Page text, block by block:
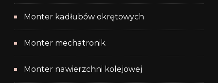
Monter kadłubów okrętowych
Monter mechatronik
Monter nawierzchni kolejowej